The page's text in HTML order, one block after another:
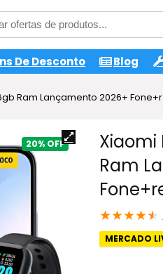
De Desconto Blog
Ram Lançamento 2026+
20%
Xiaomi
Ram
★★★★★
MERCADO